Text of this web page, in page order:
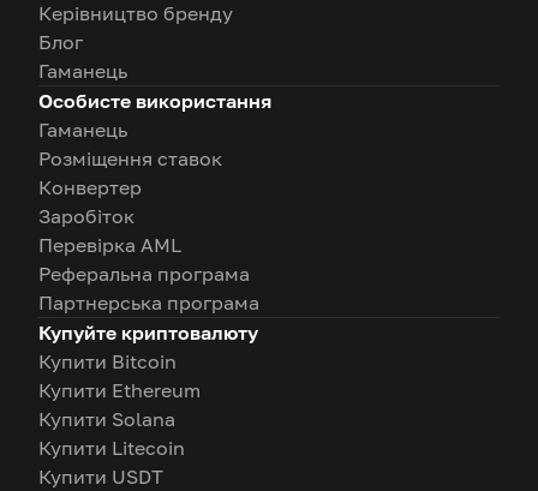
Керівництво бренду
Блог
Гаманець
Особисте використання
Гаманець
Розміщення ставок
Конвертер
Заробіток
Перевірка AML
Реферальна програма
Партнерська програма
Купуйте криптовалюту
Купити Bitcoin
Купити Ethereum
Купити Solana
Купити Litecoin
Купити USDT